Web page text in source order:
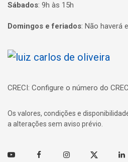
Sábados: 9h às 15h
Domingos e feriados: Não haverá
Página inicial
CRECI: Configure o número do CRECI
Os valores, condições e
a alterações sem aviso prévio.
Youtube FacebookInstagramTwitter